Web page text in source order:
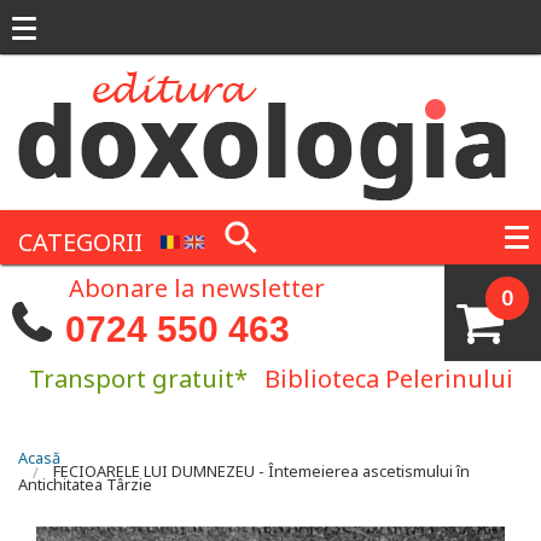
CATEGORII
0
Abonare la newsletter
0724 550 463
Transport gratuit* Biblioteca Pelerinului
Eşti aici
Acasă
FECIOARELE LUI DUMNEZEU - Întemeierea ascetismului în
Antichitatea Târzie